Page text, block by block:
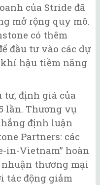
của Stride đã
mở rộng quy mô.
có thêm
đầu tư vào các dự
hậu tiềm năng
tư, định giá của
lần. Thương vụ
định luận
Partners: các
in-Vietnam” hoàn
thương mại
tác động giảm